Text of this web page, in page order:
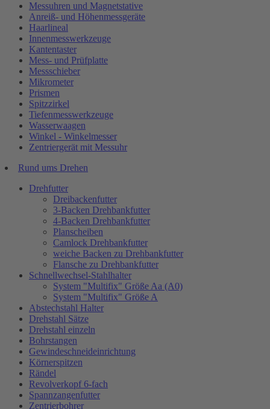
Messuhren und Magnetstative
Anreiß- und Höhenmessgeräte
Haarlineal
Innenmesswerkzeuge
Kantentaster
Mess- und Prüfplatte
Messschieber
Mikrometer
Prismen
Spitzzirkel
Tiefenmesswerkzeuge
Wasserwaagen
Winkel - Winkelmesser
Zentriergerät mit Messuhr
Rund ums Drehen
Drehfutter
Dreibackenfutter
3-Backen Drehbankfutter
4-Backen Drehbankfutter
Planscheiben
Camlock Drehbankfutter
weiche Backen zu Drehbankfutter
Flansche zu Drehbankfutter
Schnellwechsel-Stahlhalter
System "Multifix" Größe Aa (A0)
System "Multifix" Größe A
Abstechstahl Halter
Drehstahl Sätze
Drehstahl einzeln
Bohrstangen
Gewindeschneideinrichtung
Körnerspitzen
Rändel
Revolverkopf 6-fach
Spannzangenfutter
Zentrierbohrer